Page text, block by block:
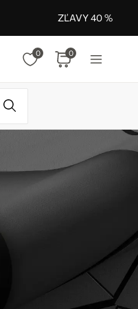
ZĽAVY 40 %
0 0